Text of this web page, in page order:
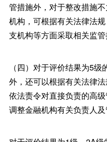
管措施外，对于整改措施
机构，可根据有关法律法
支机构等方面采取相关监管
（四）对于评价结果为5
外，还可以根据有关法律
依法责令对直接负责的高
调整金融机构有关负责人及